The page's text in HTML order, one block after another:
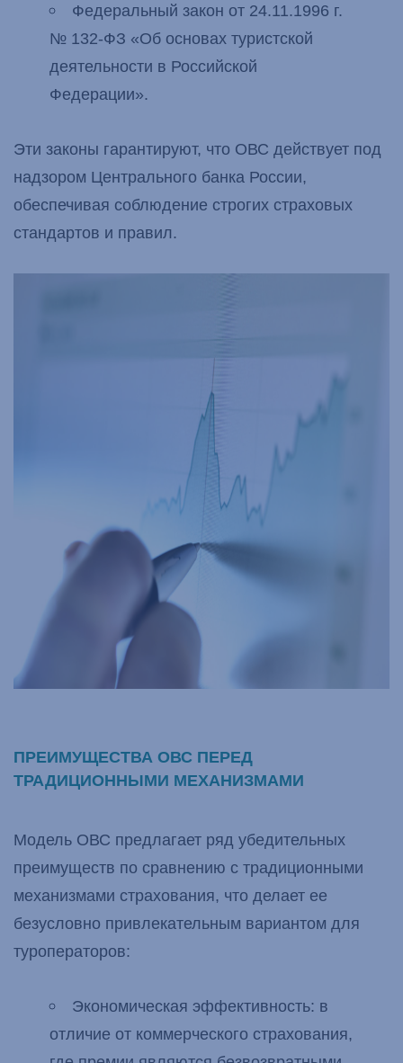
Федеральный закон от 24.11.1996 г.
№ 132-ФЗ «Об основах туристской
деятельности в Российской
Федерации».
Эти законы гарантируют, что ОВС действует под
надзором Центрального банка России,
обеспечивая соблюдение строгих страховых
стандартов и правил.
ПРЕИМУЩЕСТВА ОВС ПЕРЕД
ТРАДИЦИОННЫМИ МЕХАНИЗМАМИ
Модель ОВС предлагает ряд убедительных
преимуществ по сравнению с традиционными
механизмами страхования, что делает ее
безусловно привлекательным вариантом для
туроператоров:
Экономическая эффективность: в
отличие от коммерческого страхования,